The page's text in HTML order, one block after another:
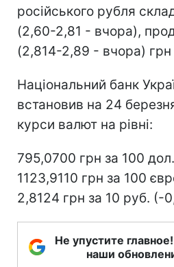
російського рубля
(2,60-2,81 - вчора),
(2,814-2,89 - вчора) грн
Національний банк
встановив на 24
курси валют на рівні:
795,0700 грн за 100
1123,9110 грн за 100
2,8124 грн за 10 руб. (-
Не упустите
наши